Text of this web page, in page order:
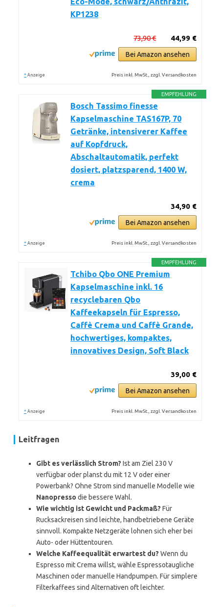
KP1238
44,99 €
73,90 €
Bei Amazon ansehen
* Anzeige Preis inkl. MwSt., zzgl. Versandkosten
EMPFEHLUNG
Bosch Tassimo finesse
Kapselmaschine TAS167P, 70
Getränke, intensiverer Kaffee
auf Kopfdruck,
Abschaltautomatik, perfekt
dosiert, platzsparend, 1400 W,
crema
34,90 €
Bei Amazon ansehen
* Anzeige Preis inkl. MwSt., zzgl. Versandkosten
EMPFEHLUNG
Tchibo Qbo ONE Premium
Kapselmaschine inkl. 16
recyclebaren Qbo
Kaffeekapseln für Espresso,
Caffè Crema und Caffè Grande,
hochwertiges, kompaktes,
innovatives Design, Soft Black
39,00 €
Bei Amazon ansehen
* Anzeige Preis inkl. MwSt., zzgl. Versandkosten
Leitfragen
Gibt es verlässlich Strom? Ist am Ziel 230 V
verfügbar oder planst du mit 12 V oder einer
Powerbank? Ohne Strom sind manuelle Modelle wie
Nanopresso die bessere Wahl.
Wie wichtig ist Gewicht und Packmaß? Für
Rucksackreisen sind leichte, handbetriebene Geräte
sinnvoll. Kompakte Netzgeräte lohnen sich eher bei
Auto- oder Hüttentouren.
Welche Kaffeequalität erwartest du? Wenn du
Espresso mit Crema willst, wähle Espressotaugliche
Maschinen oder manuelle Handpumpen. Für simplere
Filterkaffees sind Alternativen oft leichter.